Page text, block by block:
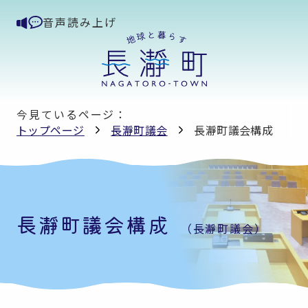
音声読み上げ
今見ているページ：
トップページ
長瀞町議会 長瀞町議会構成
長瀞町議会構成 （長瀞町議会）